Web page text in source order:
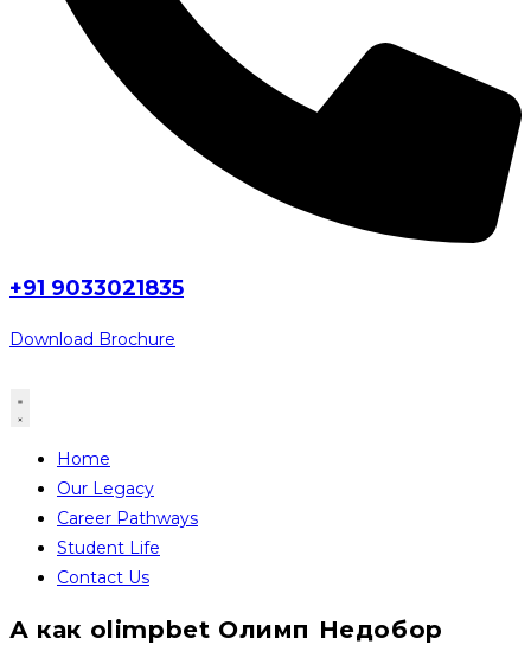
+91 9033021835
Download Brochure
Home
Our Legacy
Career Pathways
Student Life
Contact Us
А как olimpbet Олимп Недобор